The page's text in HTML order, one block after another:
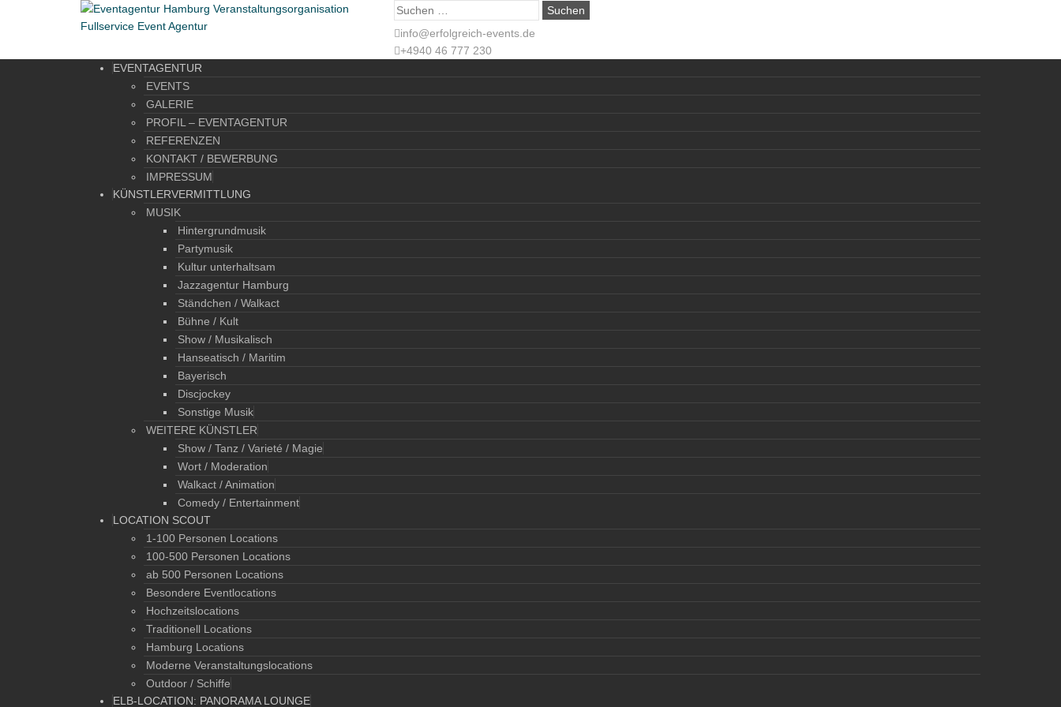
Suche
info@erfolgreich-events.de
+4940 46 777 230
EVENTAGENTUR
EVENTS
GALERIE
PROFIL – EVENTAGENTUR
REFERENZEN
KONTAKT / BEWERBUNG
IMPRESSUM
KÜNSTLERVERMITTLUNG
MUSIK
Hintergrundmusik
Partymusik
Kultur unterhaltsam
Jazzagentur Hamburg
Ständchen / Walkact
Bühne / Kult
Show / Musikalisch
Hanseatisch / Maritim
Bayerisch
Discjockey
Sonstige Musik
WEITERE KÜNSTLER
Show / Tanz / Varieté / Magie
Wort / Moderation
Walkact / Animation
Comedy / Entertainment
LOCATION SCOUT
1-100 Personen Locations
100-500 Personen Locations
ab 500 Personen Locations
Besondere Eventlocations
Hochzeitslocations
Traditionell Locations
Hamburg Locations
Moderne Veranstaltungslocations
Outdoor / Schiffe
ELB-LOCATION: PANORAMA LOUNGE